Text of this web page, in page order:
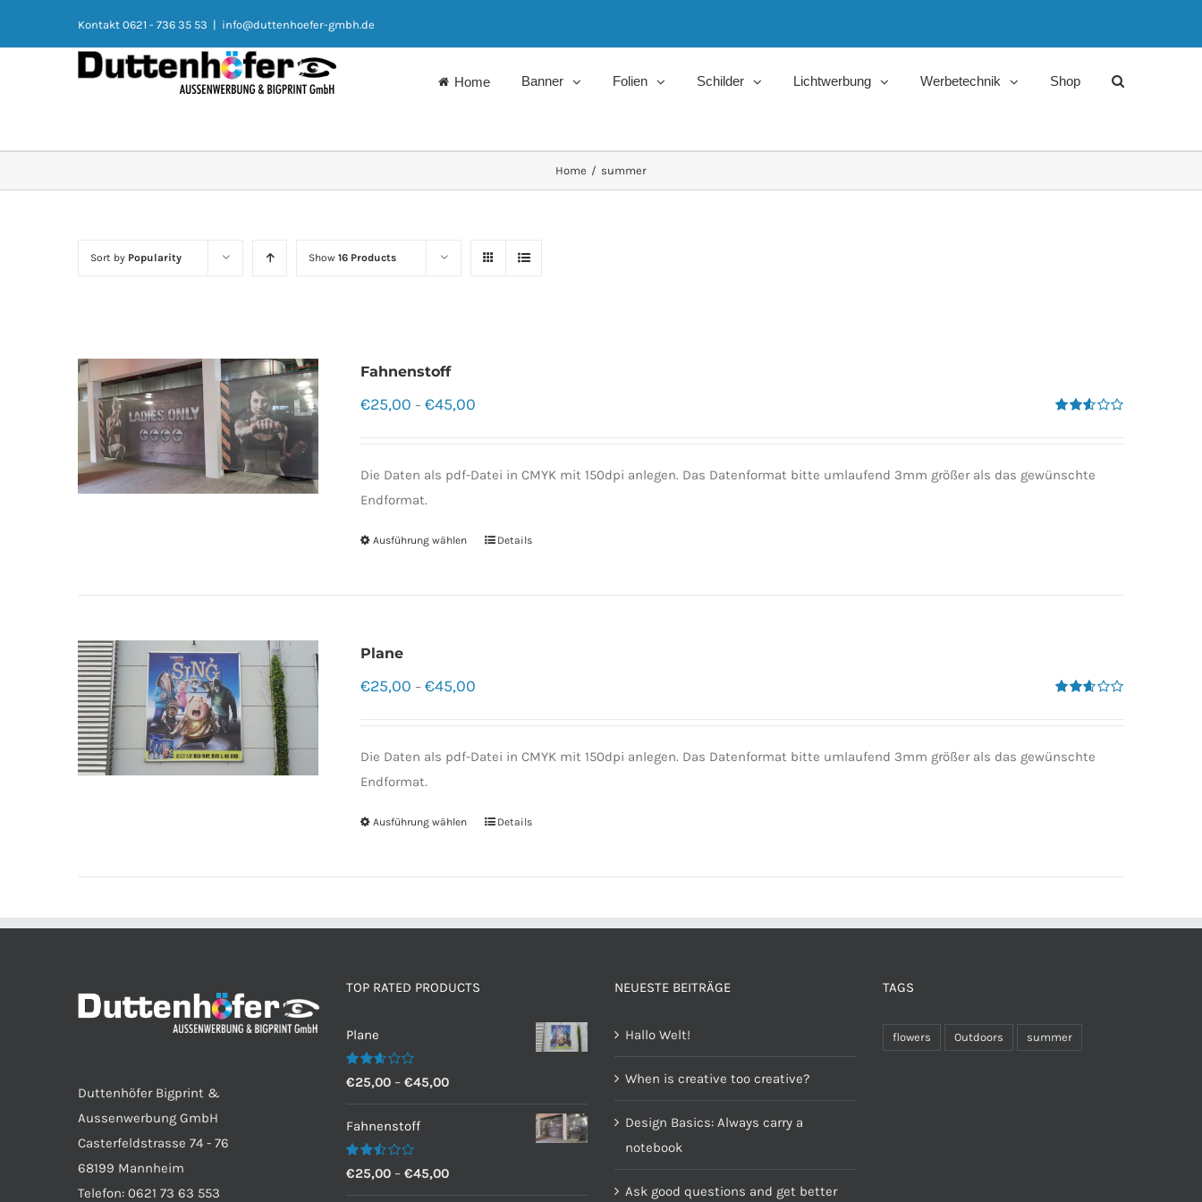
Kontakt 0621 - 736 35 53 | info@duttenhoefer-gmbh.de
Home Banner Folien Schilder Lichtwerbung Werbetechnik Shop
Home / summer
Sort by Popularity Show 16 Products
Fahnenstoff
€25,00 – €45,00
Die Daten als pdf-Datei in CMYK mit 150dpi anlegen. Das Datenformat bitte umlaufend 3mm größer als das gewünschte
Endformat.
Ausführung wählen Details
Plane
€25,00 – €45,00
Die Daten als pdf-Datei in CMYK mit 150dpi anlegen. Das Datenformat bitte umlaufend 3mm größer als das gewünschte
Endformat.
Ausführung wählen Details
Duttenhöfer Bigprint &
Aussenwerbung GmbH
Casterfeldstrasse 74 - 76
68199 Mannheim
Telefon: 0621 73 63 553
TOP RATED PRODUCTS
Plane
Bewertet
mit
2.60
von 5
€25,00 – €45,00
Fahnenstoff
Bewertet
mit
2.50
€25,00 – €45,00
NEUESTE BEITRÄGE
Hallo Welt!
When is creative too creative?
Design Basics: Always carry a
notebook
Ask good questions and get better
TAGS
flowers Outdoors summer